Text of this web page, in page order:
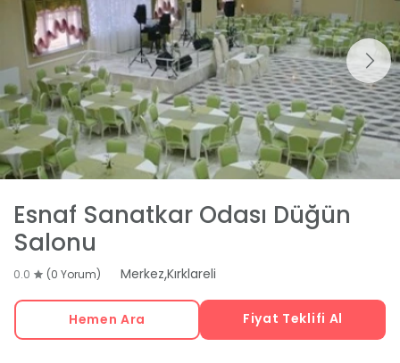
Esnaf Sanatkar Odası Düğün
Salonu
0.0 (0 Yorum) Merkez,Kırklareli
Hemen Ara Fiyat Teklifi Al